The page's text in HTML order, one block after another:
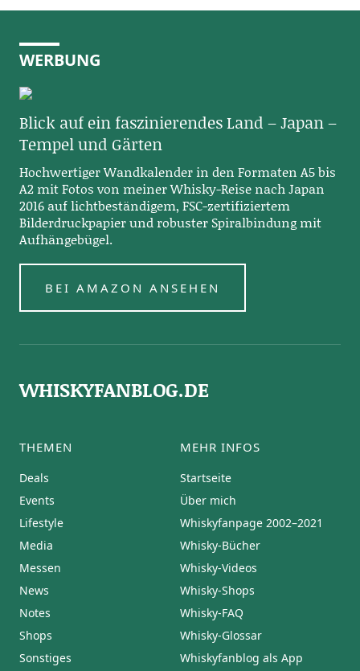
WERBUNG
Blick auf ein faszinierendes Land – Japan –
Tempel und Gärten
Hochwertiger Wandkalender in den Formaten A5 bis
A2 mit Fotos von meiner Whisky-Reise nach Japan
2016 auf lichtbeständigem, FSC-zertifiziertem
Bilderdruckpapier und robuster Spiralbindung mit
Aufhängebügel.
BEI AMAZON ANSEHEN
WHISKYFANBLOG.DE
THEMEN
Deals
Events
Lifestyle
Media
Messen
News
Notes
Shops
Sonstiges
MEHR INFOS
Startseite
Über mich
Whiskyfanpage 2002–2021
Whisky-Bücher
Whisky-Videos
Whisky-Shops
Whisky-FAQ
Whisky-Glossar
Whiskyfanblog als App